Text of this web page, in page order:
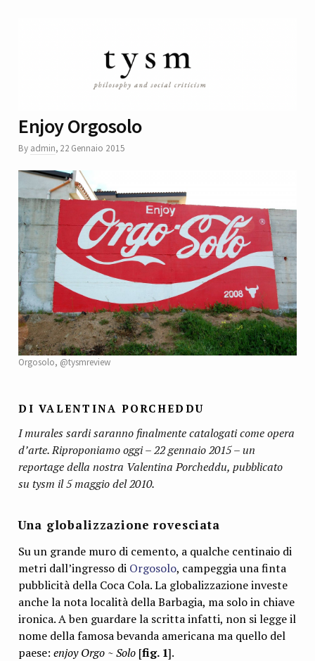
Enjoy Orgosolo
By admin, 22 Gennaio 2015
Orgosolo, @tysmreview
DI VALENTINA PORCHEDDU
I murales sardi saranno finalmente catalogati come opera
d’arte. Riproponiamo oggi – 22 gennaio 2015 – un
reportage della nostra Valentina Porcheddu, pubblicato
su tysm il 5 maggio del 2010.
Una globalizzazione rovesciata
Su un grande muro di cemento, a qualche centinaio di
metri dall’ingresso di Orgosolo, campeggia una finta
pubblicità della Coca Cola. La globalizzazione investe
anche la nota località della Barbagia, ma solo in chiave
ironica. A ben guardare la scritta infatti, non si legge il
nome della famosa bevanda americana ma quello del
paese:enjoy Orgo ~ Solo [fig. 1].